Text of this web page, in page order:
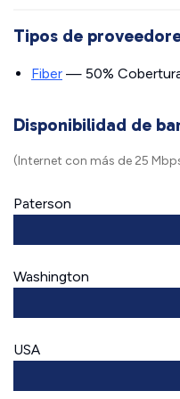
Tipos de
Fiber — 50%
Disponibilidad de
(Internet con más de 25
Paterson
Washington
USA